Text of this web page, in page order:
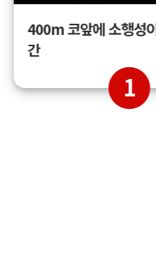
400m 코앞에 소행성
간
1